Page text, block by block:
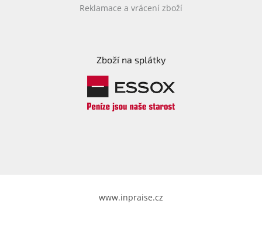
Reklamace a vrácení zboží
Zboží na splátky
www.inpraise.cz